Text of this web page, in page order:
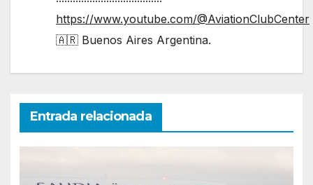
https://www.youtube.com/@AviationClubCenter
🇦🇷 Buenos Aires Argentina.
Entrada relacionada